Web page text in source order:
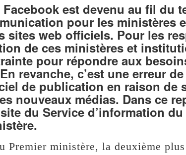
est devenu au fil du
pour les ministères
sites web officiels. Pour les
de ces ministères et
pour répondre aux
revanche, c’est une erreur
de publication en raison de
nouveaux médias. Dans ce
du Service d’information
Premier ministère, la deuxième